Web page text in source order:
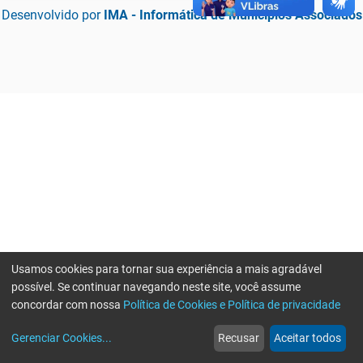
Desenvolvido por IMA - Informática de Municípios Associados
web
Notícias
more_horiz
Mais
Usamos cookies para tornar sua experiência a mais agradável
possível. Se continuar navegando neste site, você assume
concordar com nossa Política de Cookies e Política de privacidade
Gerenciar Cookies... Recusar Aceitar todos
Erro ao enviar informações, por favor tente novamente